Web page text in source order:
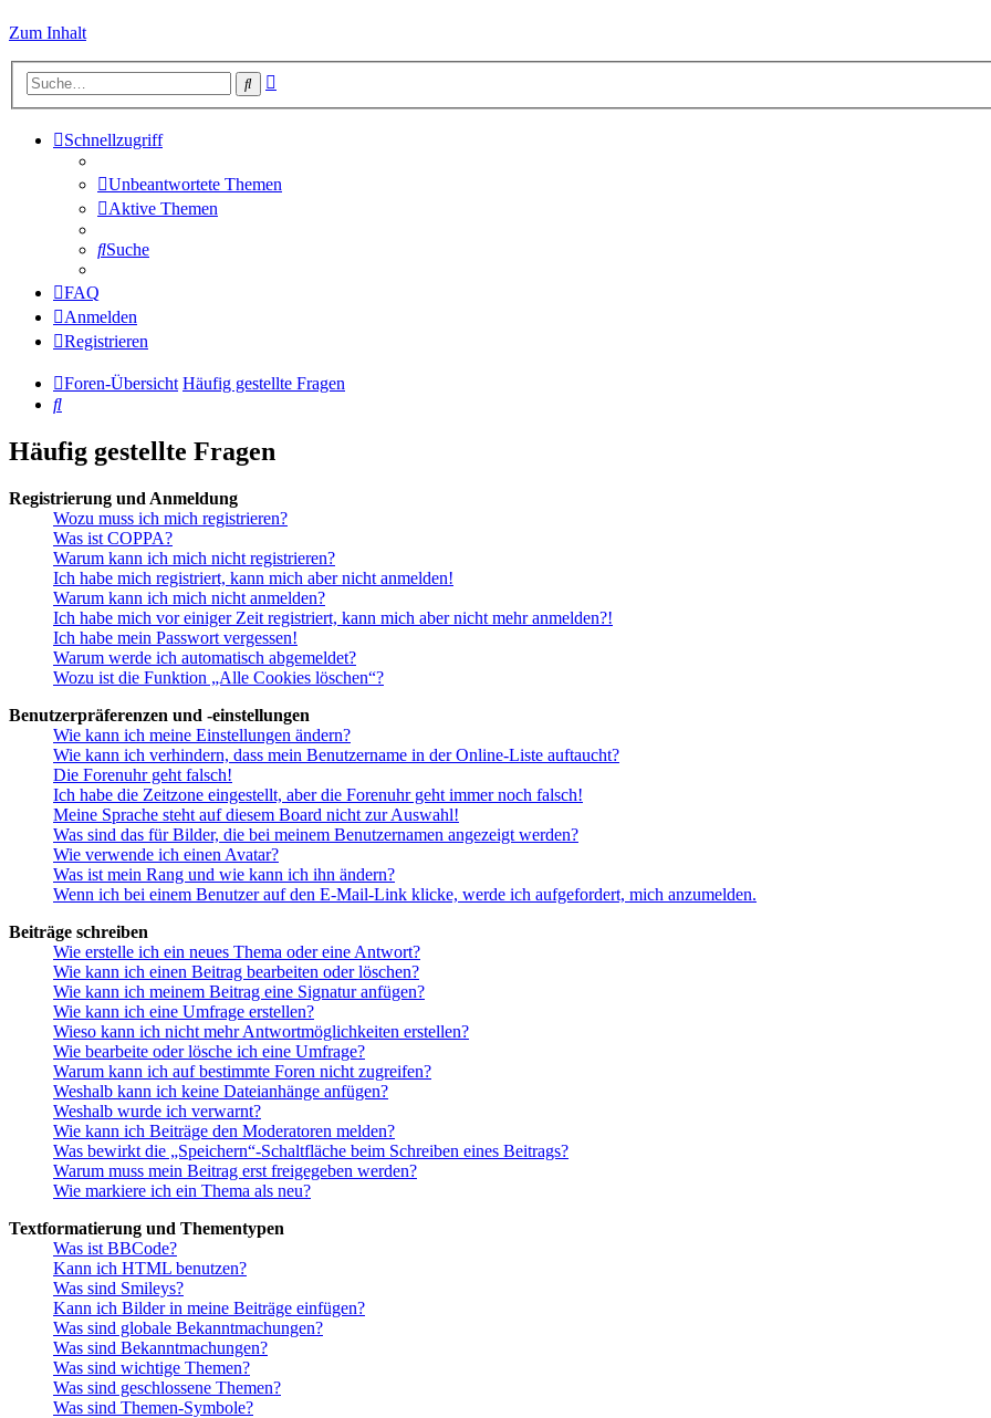
Zum Inhalt
Suche
Schnellzugriff
Unbeantwortete Themen
Aktive Themen
Suche
FAQ
Anmelden
Registrieren
Foren-Übersicht Häufig gestellte Fragen
Suche
Häufig gestellte Fragen
Registrierung und Anmeldung
Wozu muss ich mich registrieren?
Was ist COPPA?
Warum kann ich mich nicht registrieren?
Ich habe mich registriert, kann mich aber nicht anmelden!
Warum kann ich mich nicht anmelden?
Ich habe mich vor einiger Zeit registriert, kann mich aber nicht mehr anmelden?!
Ich habe mein Passwort vergessen!
Warum werde ich automatisch abgemeldet?
Wozu ist die Funktion „Alle Cookies löschen“?
Benutzerpräferenzen und -einstellungen
Wie kann ich meine Einstellungen ändern?
Wie kann ich verhindern, dass mein Benutzername in der Online-Liste auftaucht?
Die Forenuhr geht falsch!
Ich habe die Zeitzone eingestellt, aber die Forenuhr geht immer noch falsch!
Meine Sprache steht auf diesem Board nicht zur Auswahl!
Was sind das für Bilder, die bei meinem Benutzernamen angezeigt werden?
Wie verwende ich einen Avatar?
Was ist mein Rang und wie kann ich ihn ändern?
Wenn ich bei einem Benutzer auf den E-Mail-Link klicke, werde ich aufgefordert, mich anzumelden.
Beiträge schreiben
Wie erstelle ich ein neues Thema oder eine Antwort?
Wie kann ich einen Beitrag bearbeiten oder löschen?
Wie kann ich meinem Beitrag eine Signatur anfügen?
Wie kann ich eine Umfrage erstellen?
Wieso kann ich nicht mehr Antwortmöglichkeiten erstellen?
Wie bearbeite oder lösche ich eine Umfrage?
Warum kann ich auf bestimmte Foren nicht zugreifen?
Weshalb kann ich keine Dateianhänge anfügen?
Weshalb wurde ich verwarnt?
Wie kann ich Beiträge den Moderatoren melden?
Was bewirkt die „Speichern“-Schaltfläche beim Schreiben eines Beitrags?
Warum muss mein Beitrag erst freigegeben werden?
Wie markiere ich ein Thema als neu?
Textformatierung und Thementypen
Was ist BBCode?
Kann ich HTML benutzen?
Was sind Smileys?
Kann ich Bilder in meine Beiträge einfügen?
Was sind globale Bekanntmachungen?
Was sind Bekanntmachungen?
Was sind wichtige Themen?
Was sind geschlossene Themen?
Was sind Themen-Symbole?